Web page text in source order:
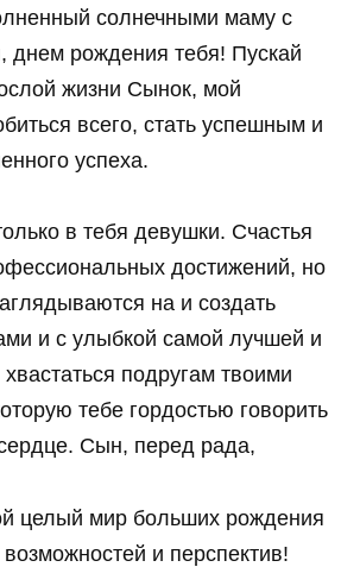
солнечными маму с
днем рождения тебя! Пускай
жизни Сынок, мой
всего, стать успешным и
успеха.
в тебя девушки. Счастья
достижений, но
на и создать
и с улыбкой самой лучшей и
подругам твоими
тебе гордостью говорить
Сын, перед рада,
целый мир больших рождения
возможностей и перспектив!